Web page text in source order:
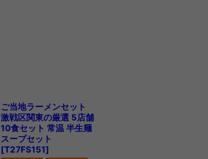
ご当地ラーメンセット
激戦区関東の厳選 5店舗
10食セット 常温 半生麺
スープセット
[T27FS151]